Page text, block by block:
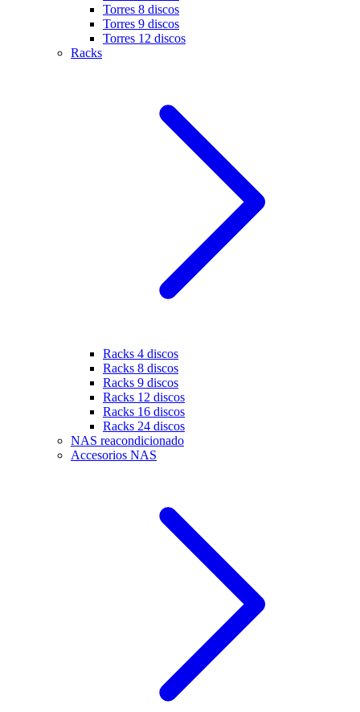
Torres 8 discos
Torres 9 discos
Torres 12 discos
Racks
Racks 4 discos
Racks 8 discos
Racks 9 discos
Racks 12 discos
Racks 16 discos
Racks 24 discos
NAS reacondicionado
Accesorios NAS